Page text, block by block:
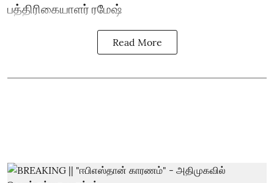
பத்திரிகையாளர் ரமேஷ்
Read More